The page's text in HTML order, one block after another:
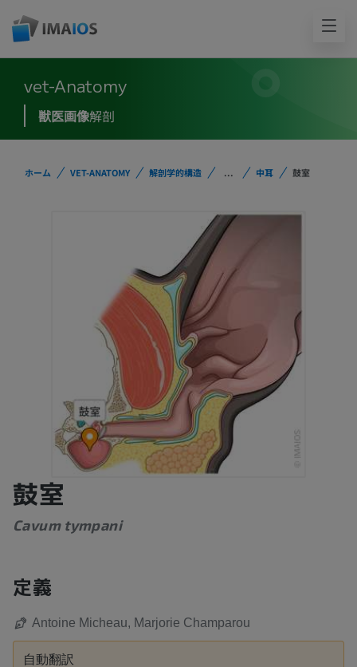
vet-Anatomy
獣医画像解剖
ホーム VET-ANATOMY 解剖学的構造 ... 中耳 鼓室
鼓室
Cavum tympani
定義
Antoine Micheau, Marjorie Champarou
自動翻訳